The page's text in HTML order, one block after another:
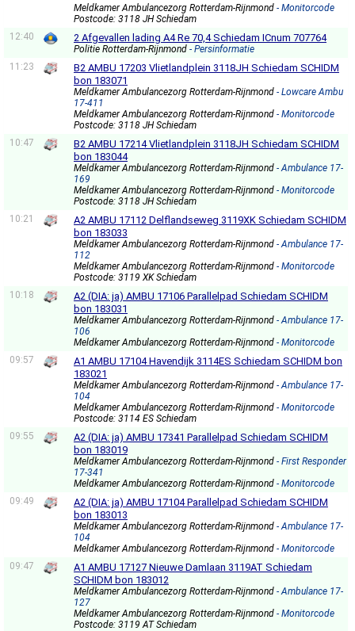
Meldkamer Ambulancezorg Rotterdam-Rijnmond - Monitorcode
Postcode: 3118 JH Schiedam
12:40
2 Afgevallen lading A4 Re 70,4 Schiedam ICnum 707764
Politie Rotterdam-Rijnmond - Persinformatie
11:23
B2 AMBU 17203 Vlietlandplein 3118JH Schiedam SCHIDM
bon 183071
Meldkamer Ambulancezorg Rotterdam-Rijnmond - Lowcare Ambu
17-411
Meldkamer Ambulancezorg Rotterdam-Rijnmond - Monitorcode
Postcode: 3118 JH Schiedam
10:47
B2 AMBU 17214 Vlietlandplein 3118JH Schiedam SCHIDM
bon 183044
Meldkamer Ambulancezorg Rotterdam-Rijnmond - Ambulance 17-
169
Meldkamer Ambulancezorg Rotterdam-Rijnmond - Monitorcode
Postcode: 3118 JH Schiedam
10:21
A2 AMBU 17112 Delflandseweg 3119XK Schiedam SCHIDM
bon 183033
Meldkamer Ambulancezorg Rotterdam-Rijnmond - Ambulance 17-
112
Meldkamer Ambulancezorg Rotterdam-Rijnmond - Monitorcode
Postcode: 3119 XK Schiedam
10:18
A2 (DIA: ja) AMBU 17106 Parallelpad Schiedam SCHIDM
bon 183031
Meldkamer Ambulancezorg Rotterdam-Rijnmond - Ambulance 17-
106
Meldkamer Ambulancezorg Rotterdam-Rijnmond - Monitorcode
09:57
A1 AMBU 17104 Havendijk 3114ES Schiedam SCHIDM bon
183021
Meldkamer Ambulancezorg Rotterdam-Rijnmond - Ambulance 17-
104
Meldkamer Ambulancezorg Rotterdam-Rijnmond - Monitorcode
Postcode: 3114 ES Schiedam
09:55
A2 (DIA: ja) AMBU 17341 Parallelpad Schiedam SCHIDM
bon 183019
Meldkamer Ambulancezorg Rotterdam-Rijnmond - First Responder
17-341
Meldkamer Ambulancezorg Rotterdam-Rijnmond - Monitorcode
09:49
A2 (DIA: ja) AMBU 17104 Parallelpad Schiedam SCHIDM
bon 183013
Meldkamer Ambulancezorg Rotterdam-Rijnmond - Ambulance 17-
104
Meldkamer Ambulancezorg Rotterdam-Rijnmond - Monitorcode
09:47
A1 AMBU 17127 Nieuwe Damlaan 3119AT Schiedam
SCHIDM bon 183012
Meldkamer Ambulancezorg Rotterdam-Rijnmond - Ambulance 17-
127
Meldkamer Ambulancezorg Rotterdam-Rijnmond - Monitorcode
Postcode: 3119 AT Schiedam